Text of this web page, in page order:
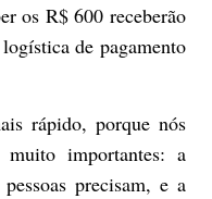
os R$ 600 receberão
de pagamento
rápido, porque nós
importantes: a
precisam, e a